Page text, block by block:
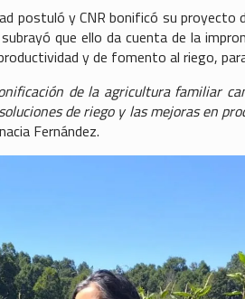
postuló y CNR bonificó su proyecto
que ello da cuenta de la
y de fomento al riego,
de la agricultura familiar
de riego y las mejoras en
Fernández.